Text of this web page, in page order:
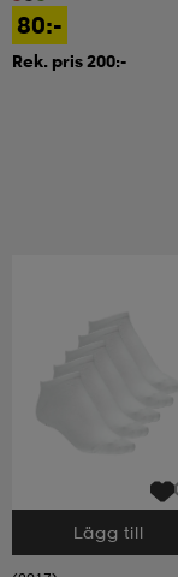
80:-
Rek. pris 200:-
Välj storlek
Lägg till